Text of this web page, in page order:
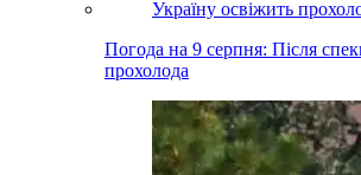
Погода на 9 серпня: Після
прохолода